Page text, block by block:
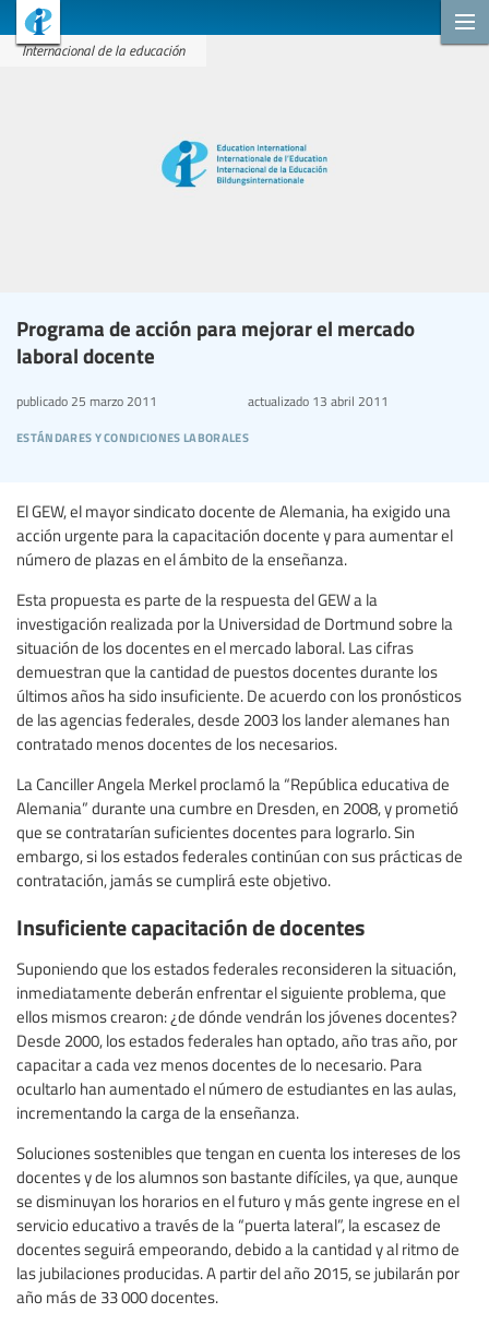
Internacional de la educación
Programa de acción para mejorar el mercado
laboral docente
estándares y condiciones laborales
publicado 25 marzo 2011 actualizado13 abril 2011
El GEW, el mayor sindicato docente de Alemania, ha exigido una
acción urgente para la capacitación docente y para aumentar el
número de plazas en el ámbito de la enseñanza.
Esta propuesta es parte de la respuesta del GEW a la
investigación realizada por la Universidad de Dortmund sobre la
situación de los docentes en el mercado laboral. Las cifras
demuestran que la cantidad de puestos docentes durante los
últimos años ha sido insuficiente. De acuerdo con los pronósticos
de las agencias federales, desde 2003 los lander alemanes han
contratado menos docentes de los necesarios.
La Canciller Angela Merkel proclamó la “República educativa de
Alemania” durante una cumbre en Dresden, en 2008, y prometió
que se contratarían suficientes docentes para lograrlo. Sin
embargo, si los estados federales continúan con sus prácticas de
contratación, jamás se cumplirá este objetivo.
Insuficiente capacitación de docentes
Suponiendo que los estados federales reconsideren la situación,
inmediatamente deberán enfrentar el siguiente problema, que
ellos mismos crearon: ¿de dónde vendrán los jóvenes docentes?
Desde 2000, los estados federales han optado, año tras año, por
capacitar a cada vez menos docentes de lo necesario. Para
ocultarlo han aumentado el número de estudiantes en las aulas,
incrementando la carga de la enseñanza.
Soluciones sostenibles que tengan en cuenta los intereses de los
docentes y de los alumnos son bastante difíciles, ya que, aunque
se disminuyan los horarios en el futuro y más gente ingrese en el
servicio educativo a través de la “puerta lateral”, la escasez de
docentes seguirá empeorando, debido a la cantidad y al ritmo de
las jubilaciones producidas. A partir del año 2015, se jubilarán por
año más de 33 000 docentes.